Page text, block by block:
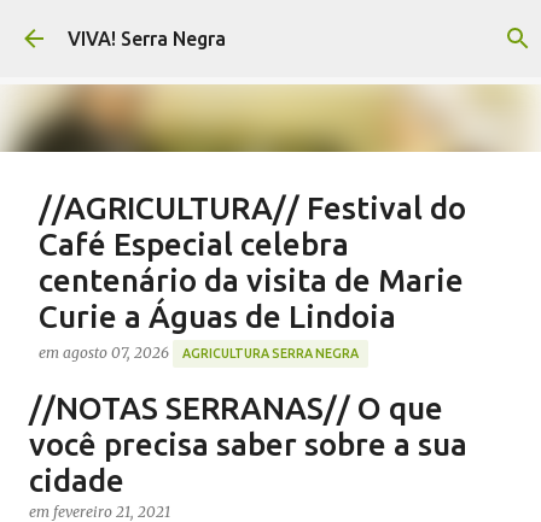
Pular para o conteúdo principal
VIVA! Serra Negra
//AGRICULTURA// Festival do
Café Especial celebra
centenário da visita de Marie
Curie a Águas de Lindoia
em agosto 07, 2026 AGRICULTURA SERRA NEGRA
FESTIVAL CAFÉ ÁGUAS DE LINDOIA NOTÍCIAS SERRA NEGRA
VIVA! SERRA NEGRA
0
//NOTAS SERRANAS// O que
você precisa saber sobre a sua
cidade
em fevereiro 21, 2021